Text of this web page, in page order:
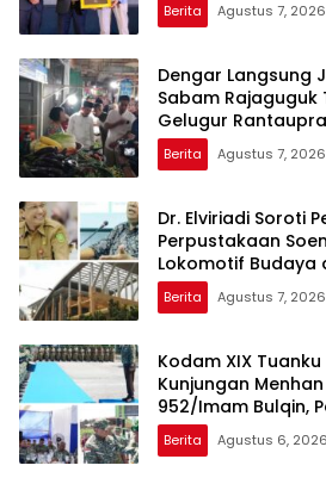
Berita Agustus 7, 2026
Dengar Langsung
Sabam Rajaguguk
Gelugur
Berita Agustus 7, 2026
Dr. Elviriadi Soroti
Perpustakaan
Lokomotif Budaya
Candradimuka
Berita Agustus 7, 2026
Kodam XIX
Kunjungan Menhan
952/Imam Bulqin,
Satuan
Berita Agustus 6, 2026